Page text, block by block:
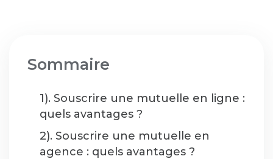
Sommaire
1). Souscrire une mutuelle en ligne :
quels avantages ?
2). Souscrire une mutuelle en
agence : quels avantages ?